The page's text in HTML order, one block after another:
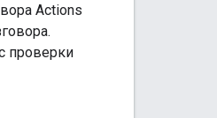
Actions
проверки